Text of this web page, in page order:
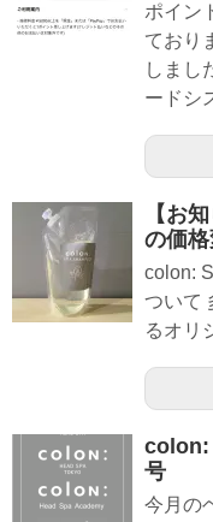
ポイン
ており
しまし
ードシ
【お
の価
colon:
ついて
るオリ
colon:
号
今月の